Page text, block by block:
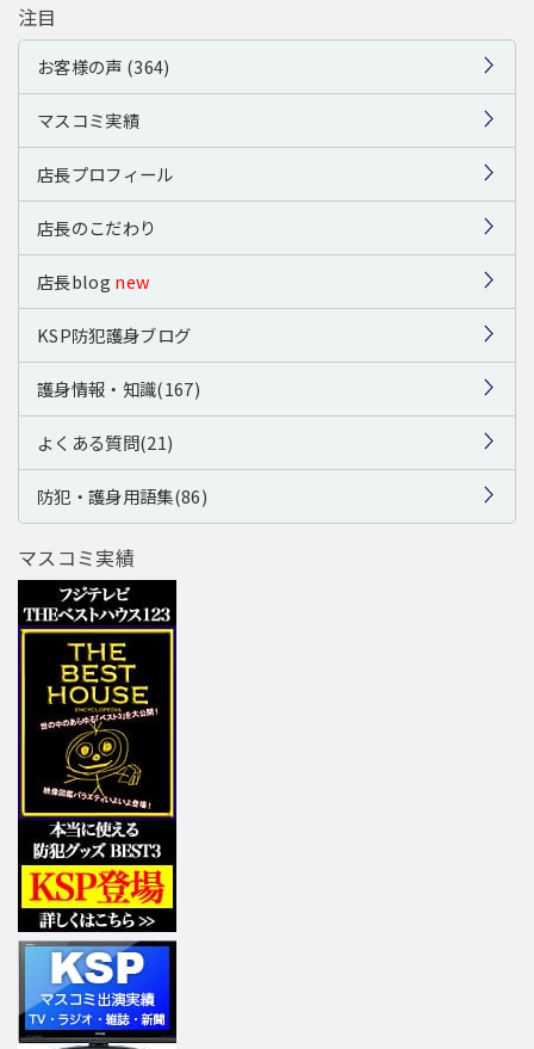
注目
お客様の声 (364)
マスコミ実績
店長プロフィール
店長のこだわり
店長blog new
KSP防犯護身ブログ
護身情報・知識(167)
よくある質問(21)
防犯・護身用語集(86)
マスコミ実績